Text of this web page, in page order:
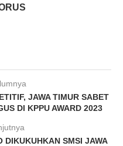
JAWA TIMUR SABET
DI KPPU AWARD 2023
DIKUKUHKAN SMSI JAWA